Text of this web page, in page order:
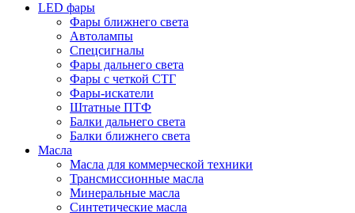
LED фары
Фары ближнего света
Автолампы
Спецсигналы
Фары дальнего света
Фары с четкой СТГ
Фары-искатели
Штатные ПТФ
Балки дальнего света
Балки ближнего света
Масла
Масла для коммерческой техники
Трансмиссионные масла
Минеральные масла
Синтетические масла